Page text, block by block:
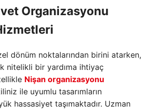
Organizasyonu
dönüm noktalarından birini atarken,
nitelikli bir yardıma ihtiyaç
Nişan organizasyonu
ile uyumlu tasarımların
hassasiyet taşımaktadır. Uzman